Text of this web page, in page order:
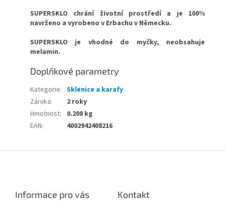
SUPERSKLO chrání životní prostředí a je 100%
navrženo a vyrobeno v Erbachu v Německu.
SUPERSKLO je vhodné do myčky, neobsahuje
melamin.
Doplňkové parametry
Kategorie: Sklenice a karafy
Záruka:
2 roky
Hmotnost:
0.208 kg
EAN: 4002942408216
Informace pro vás Kontakt